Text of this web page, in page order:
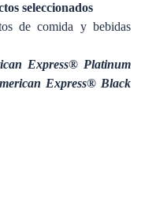
seleccionados
de comida y bebidas
Express® Platinum
Express® Black